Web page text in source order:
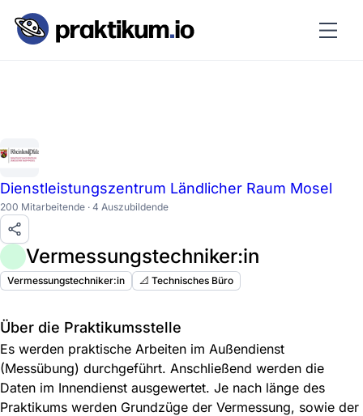
Dienstleistungszentrum Ländlicher Raum Mosel
200 Mitarbeitende · 4 Auszubildende
Vermessungstechniker:in
Vermessungstechniker:in 📐 Technisches Büro
Über die Praktikumsstelle
Es werden praktische Arbeiten im Außendienst
(Messübung) durchgeführt. Anschließend werden die
Daten im Innendienst ausgewertet. Je nach länge des
Praktikums werden Grundzüge der Vermessung, sowie der